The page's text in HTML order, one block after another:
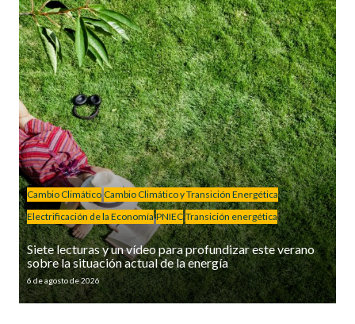
Cambio Climático Cambio Climático y Transición Energética
Electrificación de la Economía PNIEC Transición energética
Siete lecturas y un vídeo para profundizar este verano
sobre la situación actual de la energía
6 de agosto de 2026